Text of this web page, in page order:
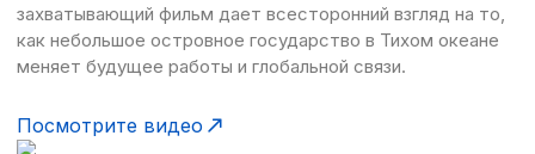
захватывающий фильм дает всесторонний взгляд на то,
как небольшое островное государство в Тихом океане
меняет будущее работы и глобальной связи.
Посмотрите видео